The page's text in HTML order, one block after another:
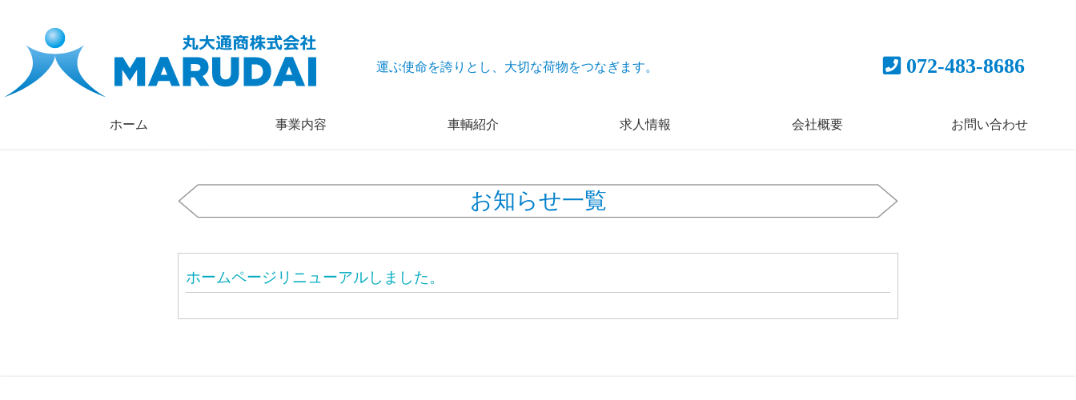
運ぶ使命を誇りとし、大切な荷物をつなぎます。 072-483-8686
ホーム 事業内容 車輌紹介 求人情報 会社概要 お問い合わせ
お知らせ一覧
ホームページリニューアルしました。